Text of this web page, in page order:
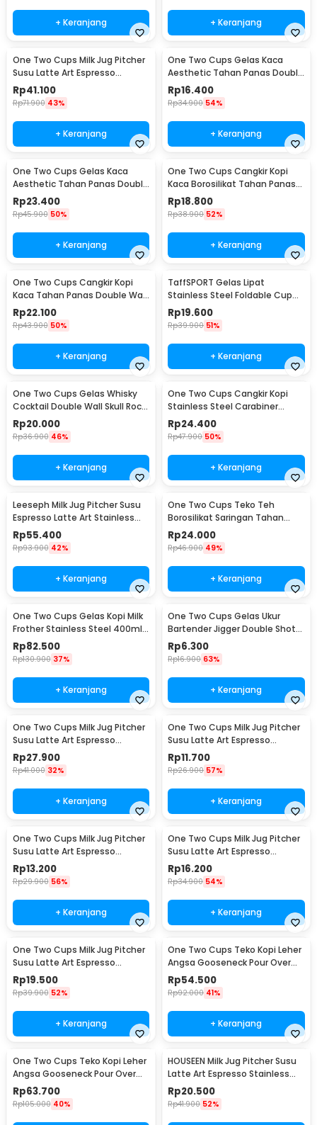
+ Keranjang + Keranjang
One Two Cups Milk Jug Pitcher
Susu Latte Art Espresso
Stainless Steel 350ml - 10084
Rp41.100
Rp71.900 43%
+ Keranjang
One Two Cups Gelas Kaca
Aesthetic Tahan Panas Double
Wall Glass 250ml - PLY1704
Rp16.400
Rp34.900 54%
+ Keranjang
One Two Cups Gelas Kaca
Aesthetic Tahan Panas Double
Wall Glass 433ml - PLY1704
Rp23.400
Rp45.900 50%
+ Keranjang
One Two Cups Cangkir Kopi
Kaca Borosilikat Tahan Panas
Double Wall Cup 160ml
Rp18.800
Rp38.900 52%
+ Keranjang
One Two Cups Cangkir Kopi
Kaca Tahan Panas Double Wall
Cup 180ml - DOME240
Rp22.100
Rp43.900 50%
+ Keranjang
TaffSPORT Gelas Lipat
Stainless Steel Foldable Cup
Carabiner 240ml - F180
Rp19.600
Rp39.900 51%
+ Keranjang
One Two Cups Gelas Whisky
Cocktail Double Wall Skull Rock
Glass 150ml - SG-02
Rp20.000
Rp36.900 46%
+ Keranjang
One Two Cups Cangkir Kopi
Stainless Steel Carabiner
Camping Cup 220ml - C125
Rp24.400
Rp47.900 50%
+ Keranjang
Leeseph Milk Jug Pitcher Susu
Espresso Latte Art Stainless
Steel 600ml - L-2016
Rp55.400
Rp93.900 42%
+ Keranjang
One Two Cups Teko Teh
Borosilikat Saringan Tahan
Panas Teapot 500ml - TP-757
Rp24.000
Rp46.900 49%
+ Keranjang
One Two Cups Gelas Kopi Milk
Frother Stainless Steel 400ml -
WZ0011
Rp82.500
Rp130.900 37%
+ Keranjang
One Two Cups Gelas Ukur
Bartender Jigger Double Shot
15ml and 30ml - LE2
Rp6.300
Rp16.900 63%
+ Keranjang
One Two Cups Milk Jug Pitcher
Susu Latte Art Espresso
Stainless Steel 200ml - J068
Rp27.900
Rp41.000 32%
+ Keranjang
One Two Cups Milk Jug Pitcher
Susu Latte Art Espresso
Stainless Steel 1oz - S06HG
Rp11.700
Rp26.900 57%
+ Keranjang
One Two Cups Milk Jug Pitcher
Susu Latte Art Espresso
Stainless Steel 1.5oz - S06HG
Rp13.200
Rp29.900 56%
+ Keranjang
One Two Cups Milk Jug Pitcher
Susu Latte Art Espresso
Stainless Steel 3oz - S06HG
Rp16.200
Rp34.900 54%
+ Keranjang
One Two Cups Milk Jug Pitcher
Susu Latte Art Espresso
Stainless Steel 5oz - S06HG
Rp19.500
Rp39.900 52%
+ Keranjang
One Two Cups Teko Kopi Leher
Angsa Gooseneck Pour Over
Drip Kettle 250ml - AA049
Rp54.500
Rp92.000 41%
+ Keranjang
One Two Cups Teko Kopi Leher
Angsa Gooseneck Pour Over
Drip Kettle 350ml - AA049
Rp63.700
Rp105.000 40%
HOUSEEN Milk Jug Pitcher Susu
Latte Art Espresso Stainless
Steel 55ml - DL060
Rp20.500
Rp41.900 52%